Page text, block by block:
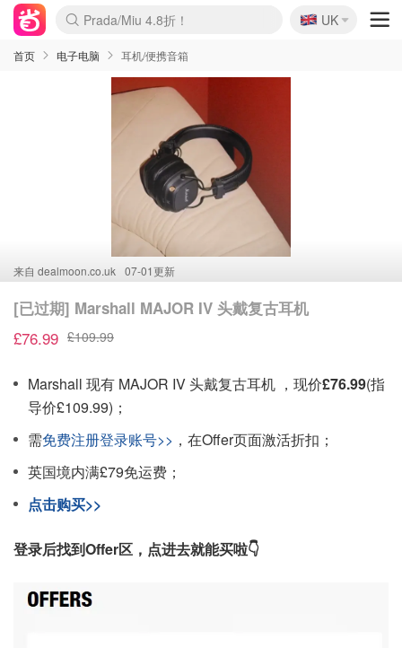
麦卢卡蜂蜜夏促！个位数！
Prada/Miu 4.8折！
啥？必胜客披萨5折！
🇬🇧
UK
首页 电子电脑 耳机/便携音箱
来自 dealmoon.co.uk 07-01更新
[已过期] Marshall MAJOR IV 头戴复古耳机
£76.99 £109.99
Marshall 现有 MAJOR IV 头戴复古耳机 ，现价£76.99(指
导价£109.99)；
需免费注册登录账号>> ，在Offer页面激活折扣；
英国境内满£79免运费；
点击购买>>
登录后找到Offer区，点进去就能买啦👇